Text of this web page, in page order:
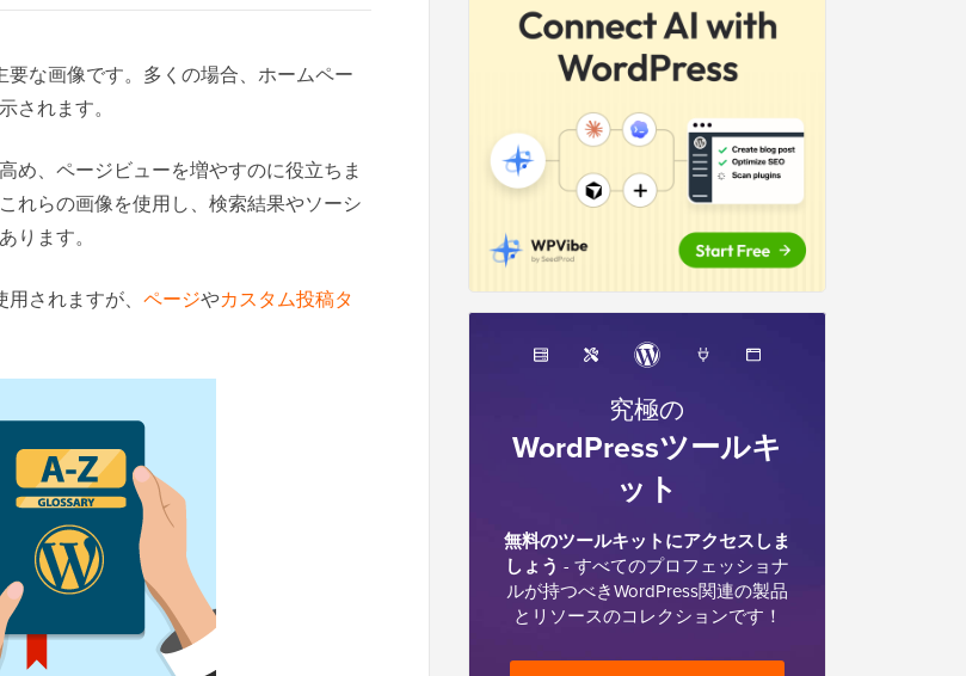
な画像です。多くの場合、ホームペー
されます。
め、ページビューを増やすのに役立ちま
れらの画像を使用し、検索結果やソーシ
ります。
されますが、 ページやカスタム投稿タ
ー
究極の
WordPressツールキ
ット
無料のツールキットにアクセスしま
しょう - すべてのプロフェッショナ
ルが持つべきWordPress関連の製品
とリソースのコレクションです！